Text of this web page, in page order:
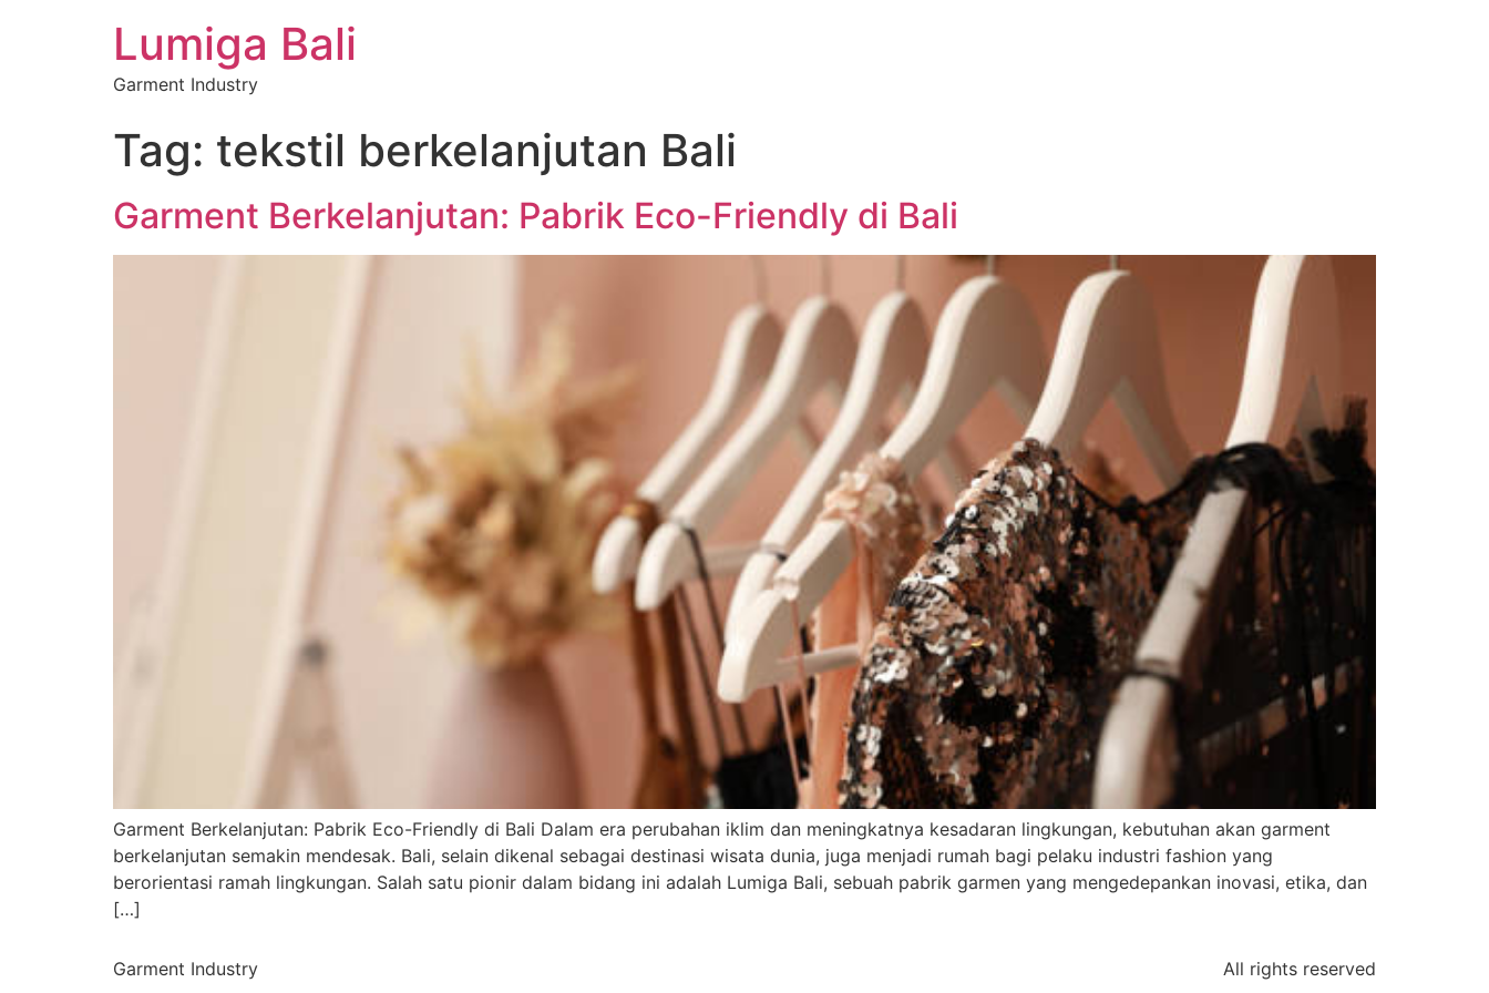
Lumiga Bali
Garment Industry
Tag: tekstil berkelanjutan Bali
Garment Berkelanjutan: Pabrik Eco-Friendly di Bali
Garment Berkelanjutan: Pabrik Eco-Friendly di Bali Dalam era perubahan iklim dan meningkatnya kesadaran lingkungan, kebutuhan akan garment
berkelanjutan semakin mendesak. Bali, selain dikenal sebagai destinasi wisata dunia, juga menjadi rumah bagi pelaku industri fashion yang
berorientasi ramah lingkungan. Salah satu pionir dalam bidang ini adalah Lumiga Bali, sebuah pabrik garmen yang mengedepankan inovasi, etika, dan
[…]
Garment Industry All rights reserved